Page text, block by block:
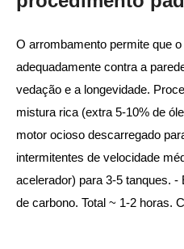
O arrombamento permite que
adequadamente contra a
vedação e a longevidade.
mistura rica (extra 5-10% de
motor ocioso descarregado
intermitentes de velocidade
acelerador) para 3-5 tanques.
de carbono. Total ~ 1-2 horas.